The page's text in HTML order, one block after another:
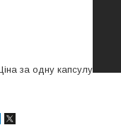
за одну капсулу